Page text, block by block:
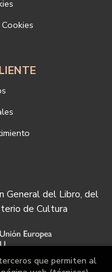
de-datos
General del Libro, del
de Cultura
que permiten al